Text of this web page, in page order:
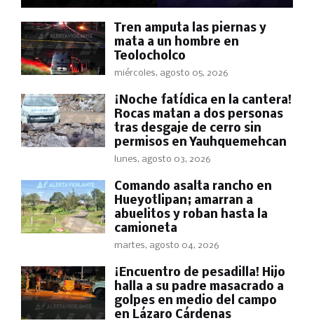
Tren amputa las piernas y
mata a un hombre en
Teolocholco
miércoles, agosto 05, 2026
​¡Noche fatídica en la cantera!
Rocas matan a dos personas
tras desgaje de cerro sin
permisos en Yauhquemehcan
lunes, agosto 03, 2026
Comando asalta rancho en
Hueyotlipan; amarran a
abuelitos y roban hasta la
camioneta
martes, agosto 04, 2026
​¡Encuentro de pesadilla! Hijo
halla a su padre masacrado a
golpes en medio del campo
en Lázaro Cárdenas